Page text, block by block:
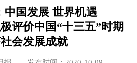
中国发展 世界机遇
评价中国“十三五”时期
会发展成就